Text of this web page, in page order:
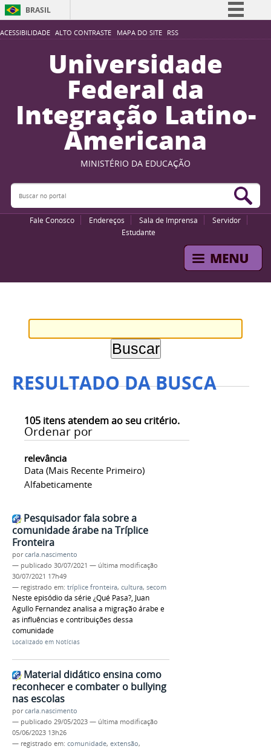
ACESSIBILIDADE ALTO CONTRASTE MAPA DO SITE RSS
BRASIL
Simplifique!
Participe
Acesso à informação
Legislação
Canais
Universidade
Federal da
Integração Latino-
Americana
MINISTÉRIO DA EDUCAÇÃO
Buscar no portal
Fale Conosco Endereços Sala de Imprensa
Servidor
Estudante
RESULTADO DA BUSCA
105 itens atendem ao seu critério.
Ordenar por
relevância
Data (mais Recente Primeiro)
Alfabeticamente
Pesquisador fala sobre a
comunidade árabe na Tríplice
Fronteira
porcarla.nascimento
— publicado 30/07/2021 — última modificação
30/07/2021 17h49
— registrado em: tríplice fronteira, cultura, secom
Neste episódio da série ¿Qué Pasa?, Juan
Agullo Fernandez analisa a migração árabe e
as influências e contribuições dessa
comunidade
Localizado em Notícias
Material didático ensina como
reconhecer e combater o bullying
nas escolas
porcarla.nascimento
— publicado 29/05/2023 — última modificação
05/06/2023 13h26
— registrado em: comunidade, extensão,